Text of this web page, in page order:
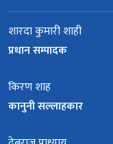
शारदा कुमारी शाही
प्रधान सम्पादक
किरण शाह
कानुनी सल्लाहकार